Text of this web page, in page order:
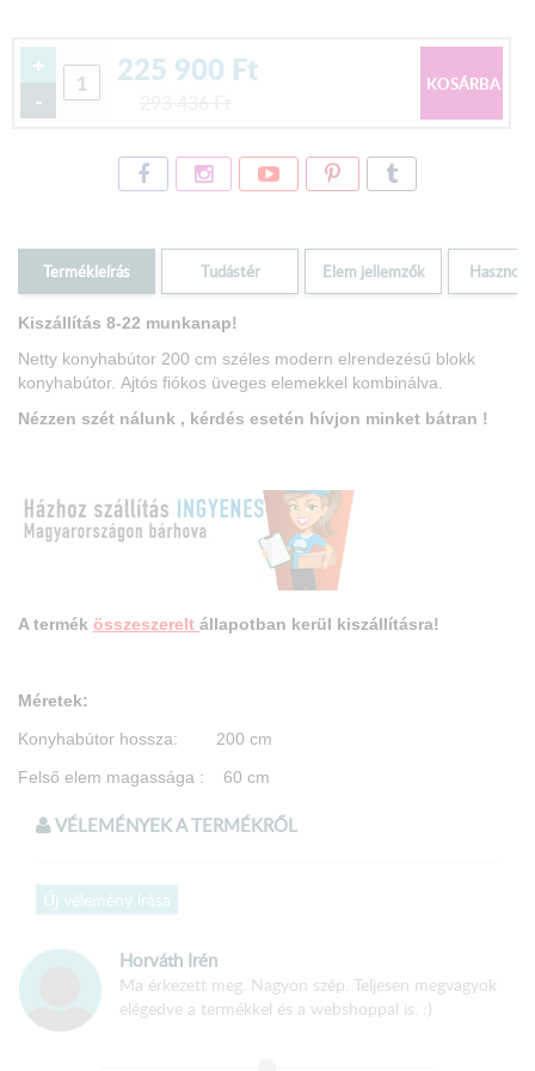
+
-
225 900 Ft
Termékleírás Tudástér Elem jellemzők Hasznos
Kiszállítás 8-22 munkanap!
Netty konyhabútor 200 cm széles modern elrendezésű blokk
konyhabútor. Ajtós fiókos üveges elemekkel kombinálva.
Nézzen szét nálunk , kérdés esetén hívjon minket bátran !
A termék összeszerelt állapotban kerül kiszállításra!
Méretek:
Konyhabútor hossza: 200 cm
Felső elem magassága : 60 cm
Felső elem mélysége : 32 cm
Alsó elem m élysége: 51 cm
Elemek:
VÉLEMÉNYEK A TERMÉKRŐL
Új vélemény írása
Horváth Irén
Ma érkezett meg. Nagyon szép. Teljesen megvagyok
elégedve a termékkel és a webshoppal is. :)